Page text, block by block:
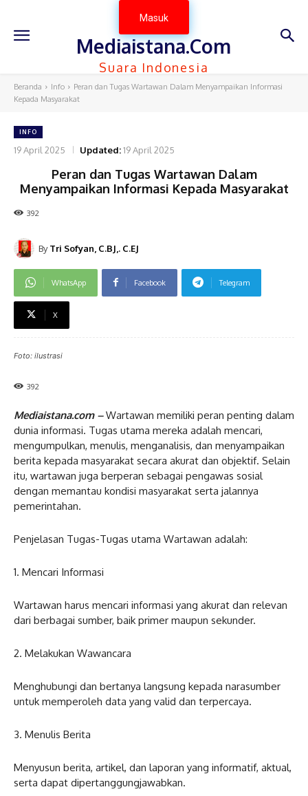
Masuk
Mediaistana.Com
Suara Indonesia
Beranda Info
Peran dan Tugas Wartawan Dalam Menyampaikan Informasi
Kepada Masyarakat
INFO
19 April 2025 Updated:19 April 2025
Peran dan Tugas Wartawan Dalam
Menyampaikan Informasi Kepada Masyarakat
392
By Tri Sofyan, C.BJ,. C.EJ
WhatsApp Facebook Telegram
X
Foto: ilustrasi
392
Mediaistana.com –Wartawan memiliki peran penting dalam
dunia informasi. Tugas utama mereka adalah mencari,
mengumpulkan, menulis, menganalisis, dan menyampaikan
berita kepada masyarakat secara akurat dan objektif. Selain
itu, wartawan juga berperan sebagai pengawas sosial
dengan memantau kondisi masyarakat serta jalannya
pemerintahan.
Penjelasan Tugas-Tugas utama Wartawan adalah:
1. Mencari Informasi
Wartawan harus mencari informasi yang akurat dan relevan
dari berbagai sumber, baik primer maupun sekunder.
2. Melakukan Wawancara
Menghubungi dan bertanya langsung kepada narasumber
untuk memperoleh data yang valid dan terpercaya.
3. Menulis Berita
Menyusun berita, artikel, dan laporan yang informatif, aktual,
serta dapat dipertanggungjawabkan.